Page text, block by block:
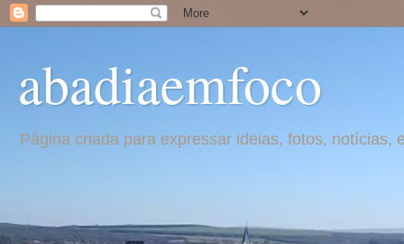
abadiaemfoco
Página criada para expressar ideias, fotos,